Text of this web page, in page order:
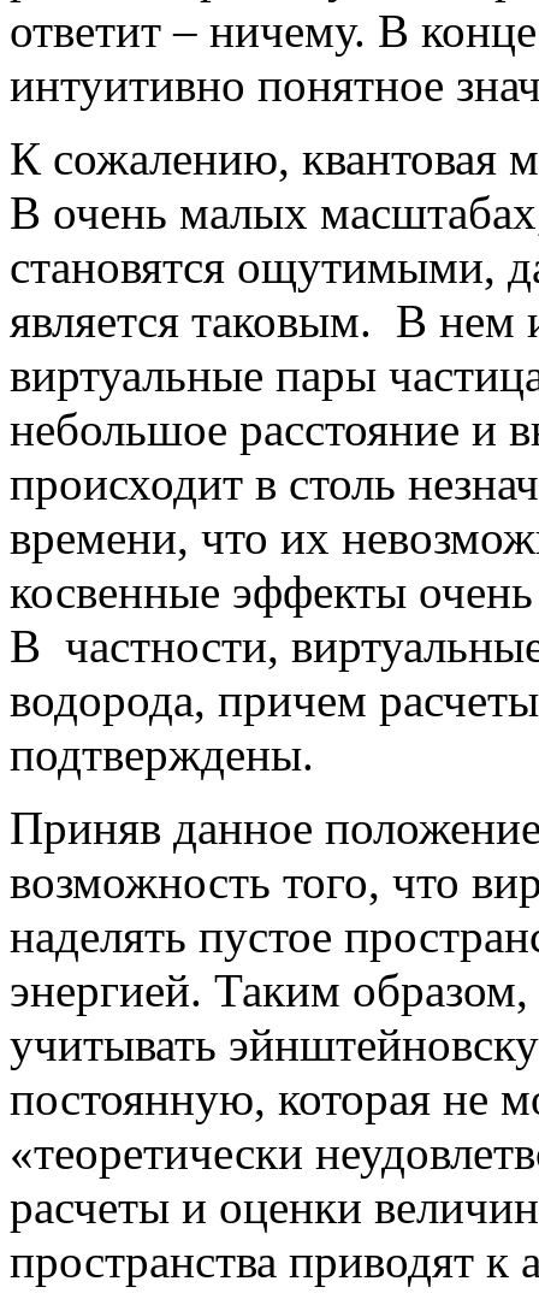
ответит – ничему. В
интуитивно понятное
К сожалению, квантовая
В очень малых
становятся ощутимыми,
является таковым. В нем
виртуальные пары
небольшое расстояние и
происходит в столь
времени, что их
косвенные эффекты
В частности,
водорода, причем
подтверждены.
Приняв данное
возможность того, что
наделять пустое
энергией. Таким образом,
учитывать
постоянную, которая не
«теоретически
расчеты и оценки
пространства приводят